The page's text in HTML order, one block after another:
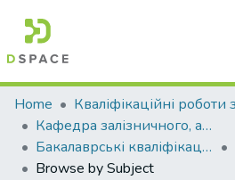
Communities & Collections
All of DSpace
Home
Кафедра залізничного, автомобільного транспорту та підйомно-транспортних машин (ЗАТПТТ)
Бакалаврські кваліфікаційні роботи
Browse by Subject